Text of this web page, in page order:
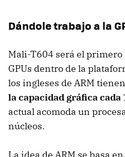
Dándole trabajo a la
Mali-T604 será el
GPUs dentro de la
los ingleses de ARM
la capacidad gráfica cada
actual acomoda un
núcleos.
La idea de ARM se basa